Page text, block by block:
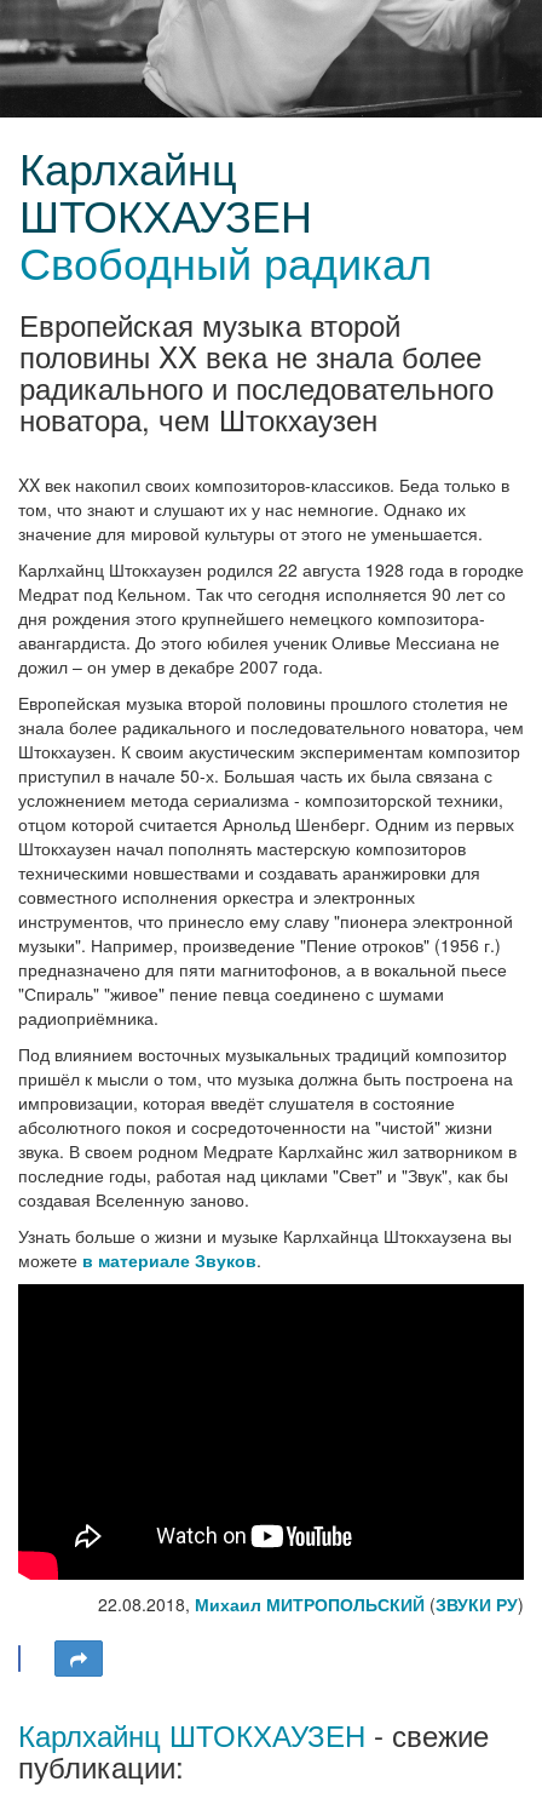
Карлхайнц
ШТОКХАУЗЕН
Свободный радикал
Европейская музыка второй
половины XX века не знала более
радикального и последовательного
новатора, чем Штокхаузен
XX век накопил своих композиторов-классиков. Беда только в
том, что знают и слушают их у нас немногие. Однако их
значение для мировой культуры от этого не уменьшается.
Карлхайнц Штокхаузен родился 22 августа 1928 года в городке
Медрат под Кельном. Так что сегодня исполняется 90 лет со
дня рождения этого крупнейшего немецкого композитора-
авангардиста. До этого юбилея ученик Оливье Мессиана не
дожил – он умер в декабре 2007 года.
Европейская музыка второй половины прошлого столетия не
знала более радикального и последовательного новатора, чем
Штокхаузен. К своим акустическим экспериментам композитор
приступил в начале 50-х. Большая часть их была связана с
усложнением метода сериализма - композиторской техники,
отцом которой считается Арнольд Шенберг. Одним из первых
Штокхаузен начал пополнять мастерскую композиторов
техническими новшествами и создавать аранжировки для
совместного исполнения оркестра и электронных
инструментов, что принесло ему славу "пионера электронной
музыки". Например, произведение "Пение отроков" (1956 г.)
предназначено для пяти магнитофонов, а в вокальной пьесе
"Спираль" "живое" пение певца соединено с шумами
радиоприёмника.
Под влиянием восточных музыкальных традиций композитор
пришёл к мысли о том, что музыка должна быть построена на
импровизации, которая введёт слушателя в состояние
абсолютного покоя и сосредоточенности на "чистой" жизни
звука. В своем родном Медрате Карлхайнс жил затворником в
последние годы, работая над циклами "Свет" и "Звук", как бы
создавая Вселенную заново.
Узнать больше о жизни и музыке Карлхайнца Штокхаузена вы
можете в материале Звуков.
22.08.2018, Михаил МИТРОПОЛЬСКИЙ (ЗВУКИ РУ)
Карлхайнц ШТОКХАУЗЕН - свежие
публикации: